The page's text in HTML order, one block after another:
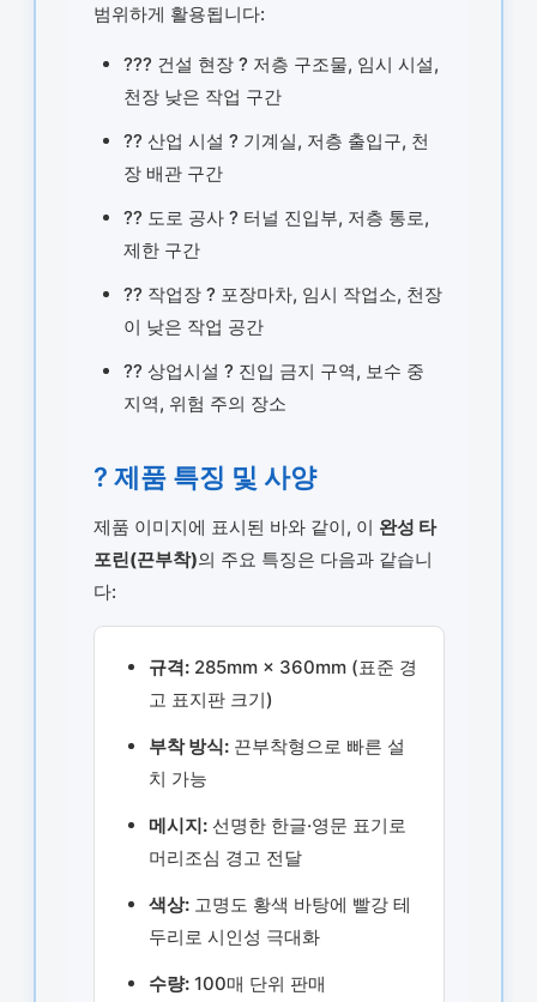
범위하게 활용됩니다:
??? 건설 현장 ? 저층 구조물, 임시 시설,
천장 낮은 작업 구간
?? 산업 시설 ? 기계실, 저층 출입구, 천
장 배관 구간
?? 도로 공사 ? 터널 진입부, 저층 통로,
제한 구간
?? 작업장 ? 포장마차, 임시 작업소, 천장
이 낮은 작업 공간
?? 상업시설 ? 진입 금지 구역, 보수 중
지역, 위험 주의 장소
? 제품 특징 및 사양
제품 이미지에 표시된 바와 같이, 이 완성 타
포린(끈부착)의 주요 특징은 다음과 같습니
다:
규격:285mm × 360mm (표준 경
고 표지판 크기)
부착 방식:끈부착형으로 빠른 설
치 가능
메시지:선명한 한글·영문 표기로
머리조심 경고 전달
색상:고명도 황색 바탕에 빨강 테
두리로 시인성 극대화
수량:100매 단위 판매